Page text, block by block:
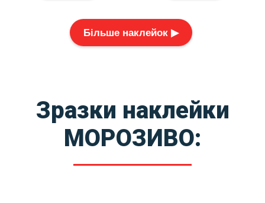
Більше наклейок ▶
Зразки наклейки
МОРОЗИВО: